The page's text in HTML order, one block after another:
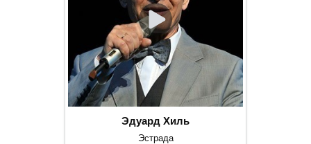
Эдуард Хиль
Эстрада